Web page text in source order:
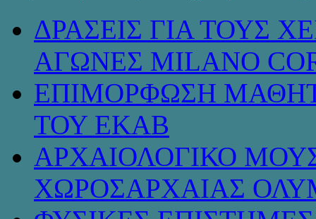
ΔΡΑΣΕΙΣ ΓΙΑ ΤΟΥΣ
ΑΓΩΝΕΣ MILANO
ΕΠΙΜΟΡΦΩΣΗ
ΤΟΥ ΕΚΑΒ
ΑΡΧΑΙΟΛΟΓΙΚΟ
ΧΩΡΟΣΑΡΧΑΙΑΣ